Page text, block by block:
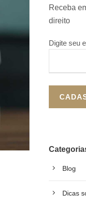
Receba
direito
Digite seu
Blog
Dicas